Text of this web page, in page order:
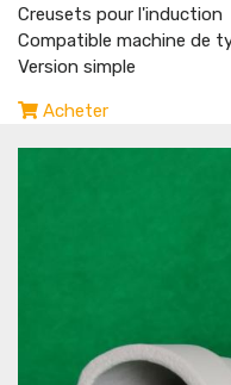
Creusets pour l'induction
Compatible machine de
Version simple
Acheter